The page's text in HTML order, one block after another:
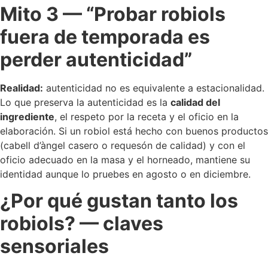
Mito 3 — “Probar robiols
fuera de temporada es
perder autenticidad”
Realidad: autenticidad no es equivalente a estacionalidad.
Lo que preserva la autenticidad es la calidad del
ingrediente, el respeto por la receta y el oficio en la
elaboración. Si un robiol está hecho con buenos productos
(cabell d’àngel casero o requesón de calidad) y con el
oficio adecuado en la masa y el horneado, mantiene su
identidad aunque lo pruebes en agosto o en diciembre.
¿Por qué gustan tanto los
robiols? — claves
sensoriales